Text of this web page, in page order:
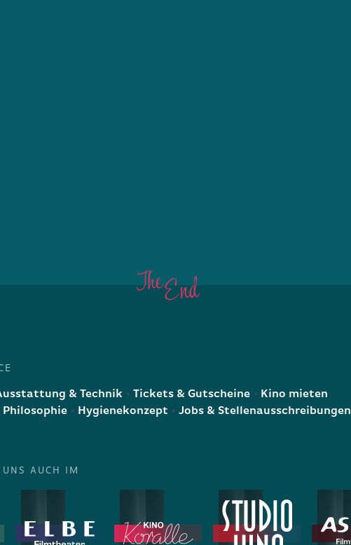
& Technik Tickets & Gutscheine
Kino mieten
Philosophie
Hygienekonzept Jobs & Stellenausschreibungen
UNS AUCH IM